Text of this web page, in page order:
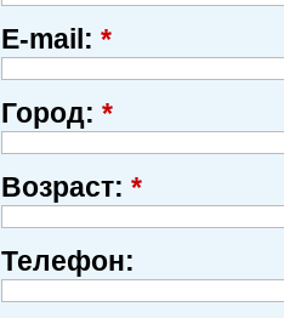
E-mail: *
Город: *
Возраст: *
Телефон: